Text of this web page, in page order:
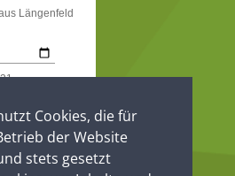
Cookies, die für
der Website
stets gesetzt